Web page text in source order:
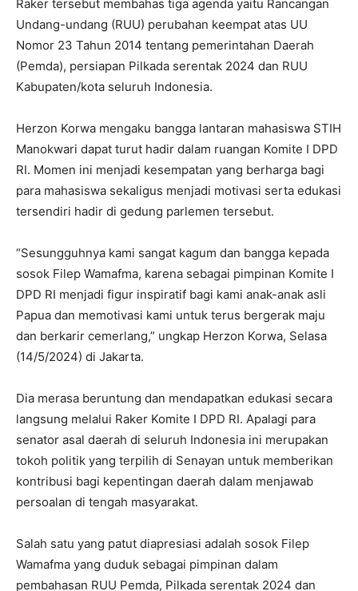
Raker tersebut membahas tiga agenda yaitu Rancangan
Undang-undang (RUU) perubahan keempat atas UU
Nomor 23 Tahun 2014 tentang pemerintahan Daerah
(Pemda), persiapan Pilkada serentak 2024 dan RUU
Kabupaten/kota seluruh Indonesia.
Herzon Korwa mengaku bangga lantaran mahasiswa STIH
Manokwari dapat turut hadir dalam ruangan Komite I DPD
RI. Momen ini menjadi kesempatan yang berharga bagi
para mahasiswa sekaligus menjadi motivasi serta edukasi
tersendiri hadir di gedung parlemen tersebut.
“Sesungguhnya kami sangat kagum dan bangga kepada
sosok Filep Wamafma, karena sebagai pimpinan Komite I
DPD RI menjadi figur inspiratif bagi kami anak-anak asli
Papua dan memotivasi kami untuk terus bergerak maju
dan berkarir cemerlang,” ungkap Herzon Korwa, Selasa
(14/5/2024) di Jakarta.
Dia merasa beruntung dan mendapatkan edukasi secara
langsung melalui Raker Komite I DPD RI. Apalagi para
senator asal daerah di seluruh Indonesia ini merupakan
tokoh politik yang terpilih di Senayan untuk memberikan
kontribusi bagi kepentingan daerah dalam menjawab
persoalan di tengah masyarakat.
Salah satu yang patut diapresiasi adalah sosok Filep
Wamafma yang duduk sebagai pimpinan dalam
pembahasan RUU Pemda, Pilkada serentak 2024 dan